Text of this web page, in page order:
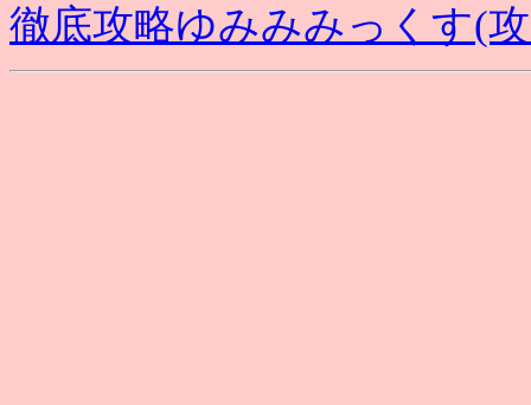
徹底攻略ゆみみみっくす(